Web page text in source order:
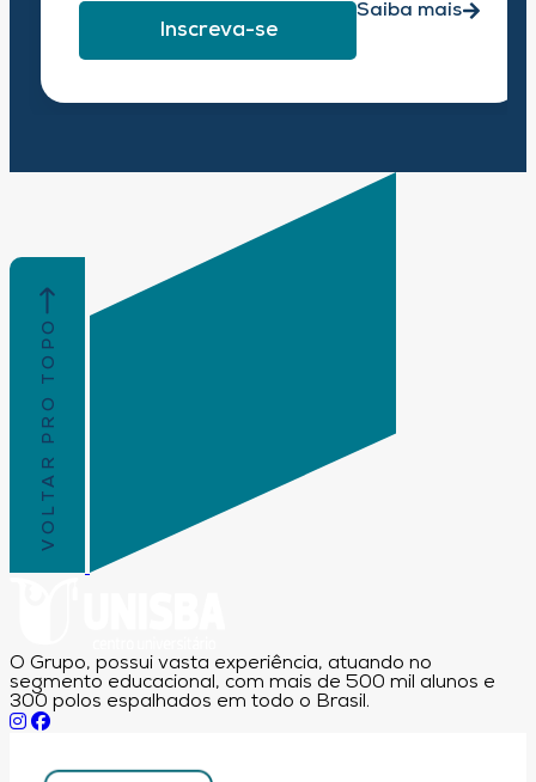
Inscreva-se
Saiba mais
VOLTAR PRO TOPO
O Grupo, possui vasta experiência, atuando no
segmento educacional, com mais de 500 mil alunos e
300 polos espalhados em todo o Brasil.